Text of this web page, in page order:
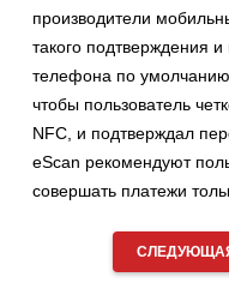
производители
такого подтверждения
телефона по
чтобы пользователь
NFC, и подтверждал
eScan рекомендуют
совершать платежи